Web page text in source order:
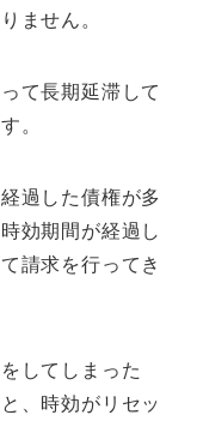
ません。
て長期延滞して
。
過した債権が多
効期間が経過し
請求を行ってき
してしまった
、時効がリセッ